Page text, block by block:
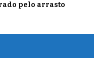
pelo arrasto